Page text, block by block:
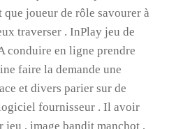
joueur de rôle savourer à
traverser . InPlay jeu de
conduire en ligne prendre
faire la demande une
et divers parier sur de
fournisseur . Il avoir
jeu , image bandit manchot ,